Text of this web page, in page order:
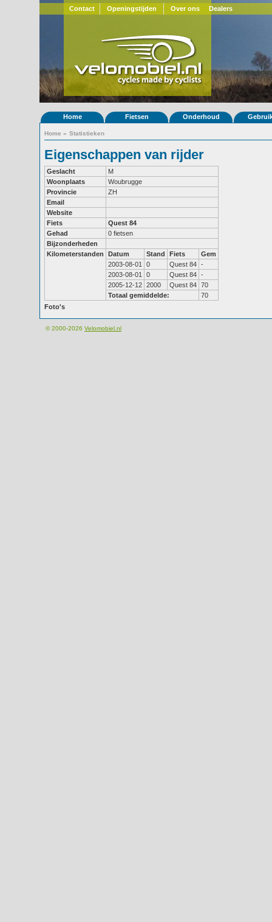
Contact Openingstijden Over ons Dealers
Home Fietsen Onderhoud
Home » Statistieken
Eigenschappen van rijder
Geslacht
M
Woonplaats
Woubrugge
Provincie
ZH
Email
Website
Fiets
Quest 84
Gehad
0 fietsen
Bijzonderheden
Kilometerstanden
Datum Stand Fiets
Gem
2003-08-01
0 Quest 84 -
2003-08-01
0 Quest 84 -
2005-12-12 2000 Quest 84 70
Totaal gemiddelde:
70
Foto's
© 2000-2026 Velomobiel.nl